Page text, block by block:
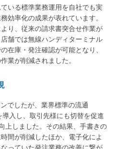
いる標準業務運用を自社でも実
効率化の成果が表れています。
り、従来の請求書突合せ作業が
舗では無線ハンディターミナル
在庫・発注確認が可能となり、
業が削減されました。
でしたが、業界標準の流通
入し、取引先様にも切替を促進
上しました。その結果、手書きの
間が削減したほか、電子化によ